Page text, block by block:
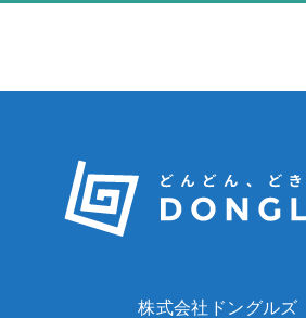
株式会社ドングルズ